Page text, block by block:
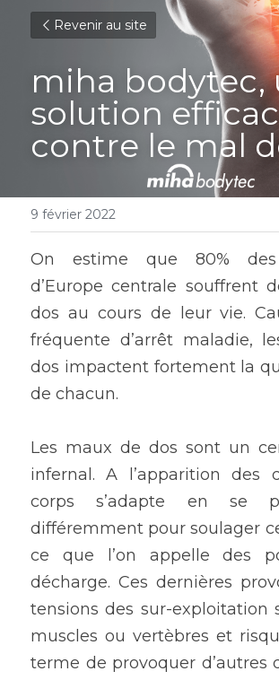
Revenir au site
miha bodytec,
solution
contre le mal
9 février 2022
On estime que 80% des
d’Europe centrale souffrent
dos au cours de leur vie.
fréquente d’arrêt maladie,
dos impactent fortement la
de chacun.
Les maux de dos sont un
infernal. A l’apparition des
corps s’adapte en se
différemment pour soulager
ce que l’on appelle des
décharge. Ces dernières
tensions des sur-exploitation
muscles ou vertèbres et
terme de provoquer d’autres